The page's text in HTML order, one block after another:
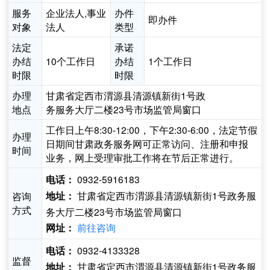
服务
对象
企业法人,事业
法人
办件
类型
即办件
法定
办结
时限
10个工作日
承诺
办结
时限
1个工作日
办理
地点
甘肃省定西市渭源县清源镇新街1号政
务服务大厅二楼23号市场监管局窗口
办理
时间
工作日上午8:30-12:00，下午2:30-6:00，法定节假
日期间甘肃政务服务网可正常访问、注册和申报
业务，网上受理审批工作将在节后正常进行。
咨询
方式
电话： 0932-5916183
地址： 甘肃省定西市渭源县清源镇新街1号政务服
务大厅二楼23号市场监管局窗口
网址： 前往咨询
监督
电话： 0932-4133328
地址： 甘肃省定西市渭源县清源镇新街1号政务服